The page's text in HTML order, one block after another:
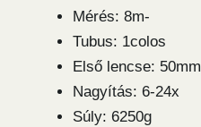
Mérés: 8m-
Tubus: 1colos
Első lencse: 50mm
Nagyítás: 6-24x
Súly: 6250g